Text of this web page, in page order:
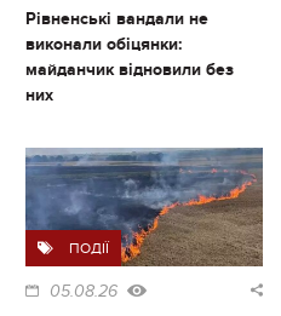
Рівненські вандали не
виконали обіцянки:
майданчик відновили без
них
ПОДІЇ
05.08.26